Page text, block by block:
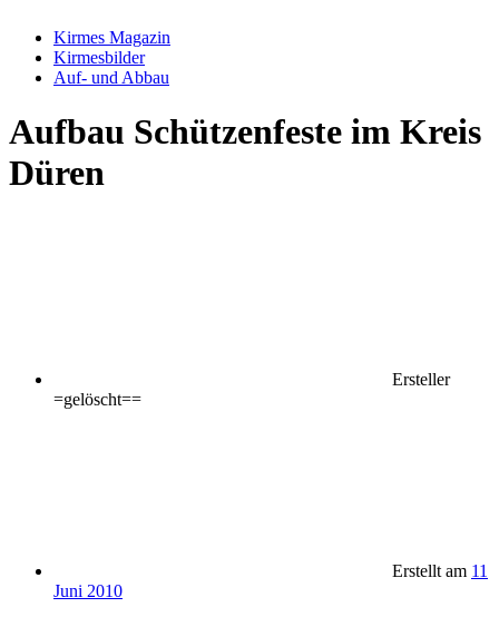
Kirmes Magazin
Kirmesbilder
Auf- und Abbau
Aufbau Schützenfeste im Kreis
Düren
Ersteller
=gelöscht==
Erstellt am 11
Juni 2010